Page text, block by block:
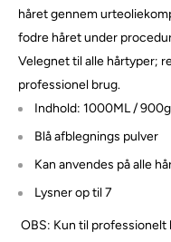
håret gennem
fodre håret under
Velegnet til alle hårtyper;
professionel brug.
Indhold: 1000ML /
Blå afblegnings pulver
Kan anvendes på alle
Lysner op til 7
OBS: Kun til professionelt